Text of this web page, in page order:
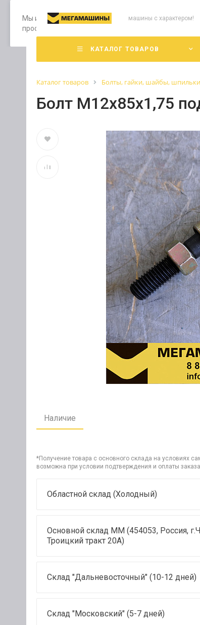
Мы используем файлы cookie, разработанные
просмотр страниц нашего сайта, вы принимаете
машины с характером!
КАТАЛОГ ТОВАРОВ
Каталог товаров Болты, гайки, шайбы,
Болт М12х85х1,75
Наличие
*Получение товара с основного склада на условиях
возможна при условии подтверждения и оплаты
Областной склад (Холодный)
Основной склад ММ (454053, Россия,
Троицкий тракт 20А)
Склад "Дальневосточный" (10-12 дней)
Склад "Московский" (5-7 дней)